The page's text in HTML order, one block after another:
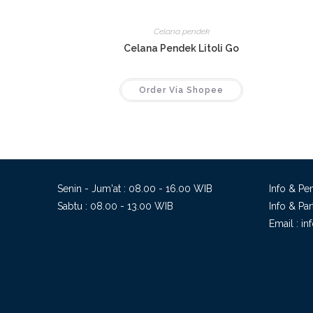
Celana pendek
Celana Pendek Litoli Go
Order Via Shopee
Senin - Jum'at : 08.00 - 16.00 WIB
Sabtu : 08.00 - 13.00 WIB
Info &
Info &
Email :